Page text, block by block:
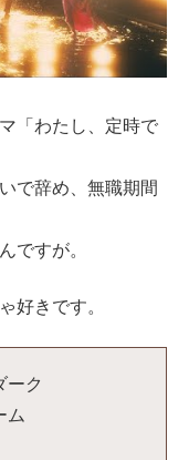
「わたし、定時で
で辞め、無職期間
ですが。
好きです。
ーク
ム